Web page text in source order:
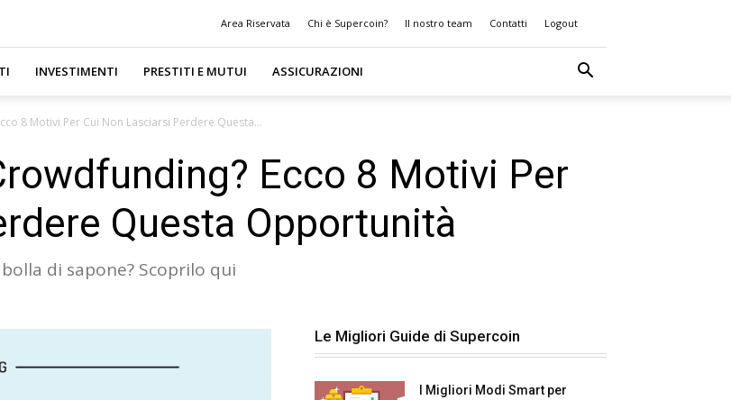
Area Riservata Chi è Supercoin? Il nostro team Contatti Logout
INVESTIMENTI PRESTITI E MUTUI ASSICURAZIONI
8 Motivi Per Cui Non Lasciarsi Perdere Questa...
Ecco 8 Motivi Per
Questa Opportunità
di sapone? Scoprilo qui
Le Migliori Guide di Supercoin
I Migliori Modi Smart per